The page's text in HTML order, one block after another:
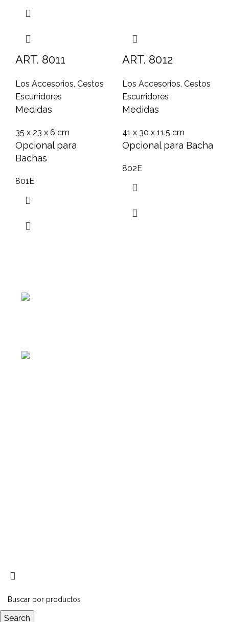
ART. 8011
Los Accesorios, Cestos
Escurridores
Medidas
35 x 23 x 6 cm
Opcional para
Bachas
801E
ART. 8012
Los Accesorios, Cestos
Escurridores
Medidas
41 x 30 x 11.5 cm
Opcional para Bacha
802E
Search